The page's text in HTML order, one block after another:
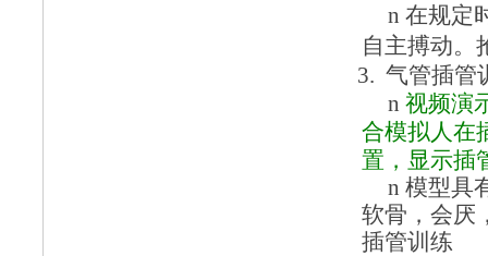
n 在规定
自主搏动。
3. 气管插管
n 视频演
合模拟人在
置，显示插
n 模型具
软骨，会厌
插管训练